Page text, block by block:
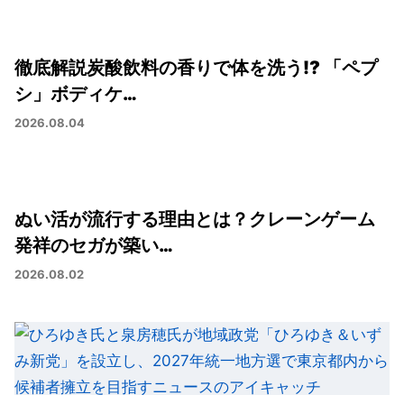
徹底解説炭酸飲料の香りで体を洗う!? 「ペプ
シ」ボディケ…
2026.08.04
ぬい活が流行する理由とは？クレーンゲーム
発祥のセガが築い…
2026.08.02